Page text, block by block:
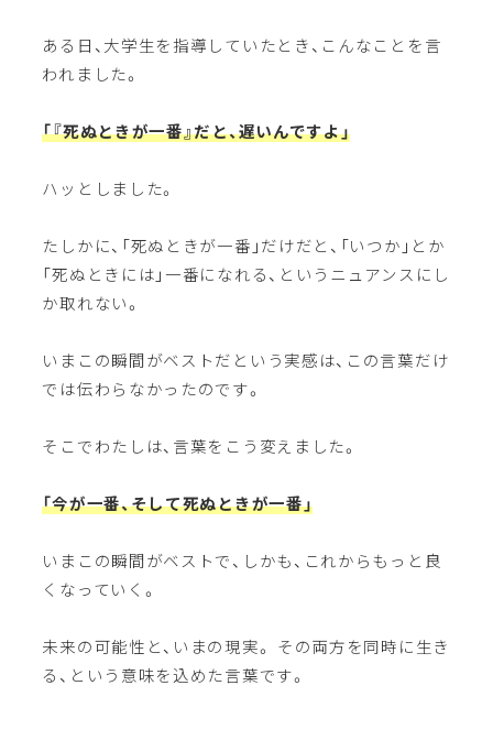
ある日、大学生を指導していたとき、こんなことを言
われました。
「『死ぬときが一番』だと、遅いんですよ」
ハッとしました。
たしかに、「死ぬときが一番」だけだと、「いつか」とか
「死ぬときには」一番になれる、というニュアンスにし
か取れない。
いまこの瞬間がベストだという実感は、この言葉だけ
では伝わらなかったのです。
そこでわたしは、言葉をこう変えました。
「今が一番、そして死ぬときが一番」
いまこの瞬間がベストで、しかも、これからもっと良
くなっていく。
未来の可能性と、いまの現実。 その両方を同時に生き
る、という意味を込めた言葉です。